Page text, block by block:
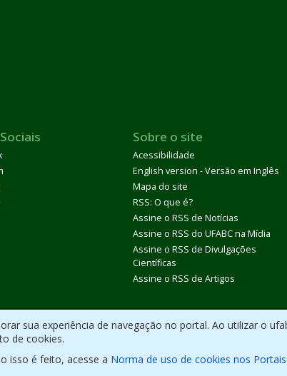
sua experiência de navegação no portal. Ao utilizar o
de cookies.
isso é feito, acesse a Norma de uso de cookies nos Portais
Sobre o site
Acessibilidade
English version - Versão em Inglês
Mapa do site
RSS: O que é?
Assine o RSS de Notícias
Assine o RSS do UFABC na Mídia
Assine o RSS de Divulgações
Científicas
Assine o RSS de Artigos